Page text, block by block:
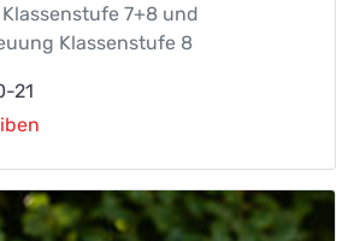
7+8 und
Klassenstufe 8
21